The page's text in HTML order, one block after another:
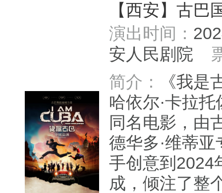
【西安】古
演出时间：
安人民剧院
简介：
《我
哈依尔·卡拉
同名电影，由
德华多·维蒂
手创意到2024
成，倾注了